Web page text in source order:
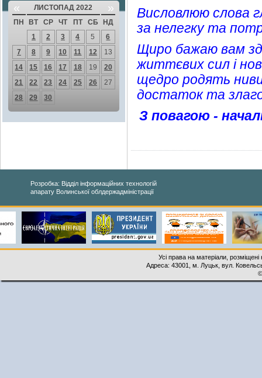
« ЛИСТОПАД 2022 »
ПН ВТ СР ЧТ ПТ СБ
НД
1
2 3 4 5
6
7
8 9 10 11 12
13
14
15 16 17 18 19
20
21
22 23 24 25 26
27
28
29 30
Висловлюю слова
за нелегку та
Щиро бажаю вам
життєвих сил і
щедро родять
достаток та
З повагою -
Розробка: Відділ інформаційних технологій
апарату Волинської облдержадміністрації
Усі права на матеріали,
Адреса: 43001, м. Луцьк, вул.